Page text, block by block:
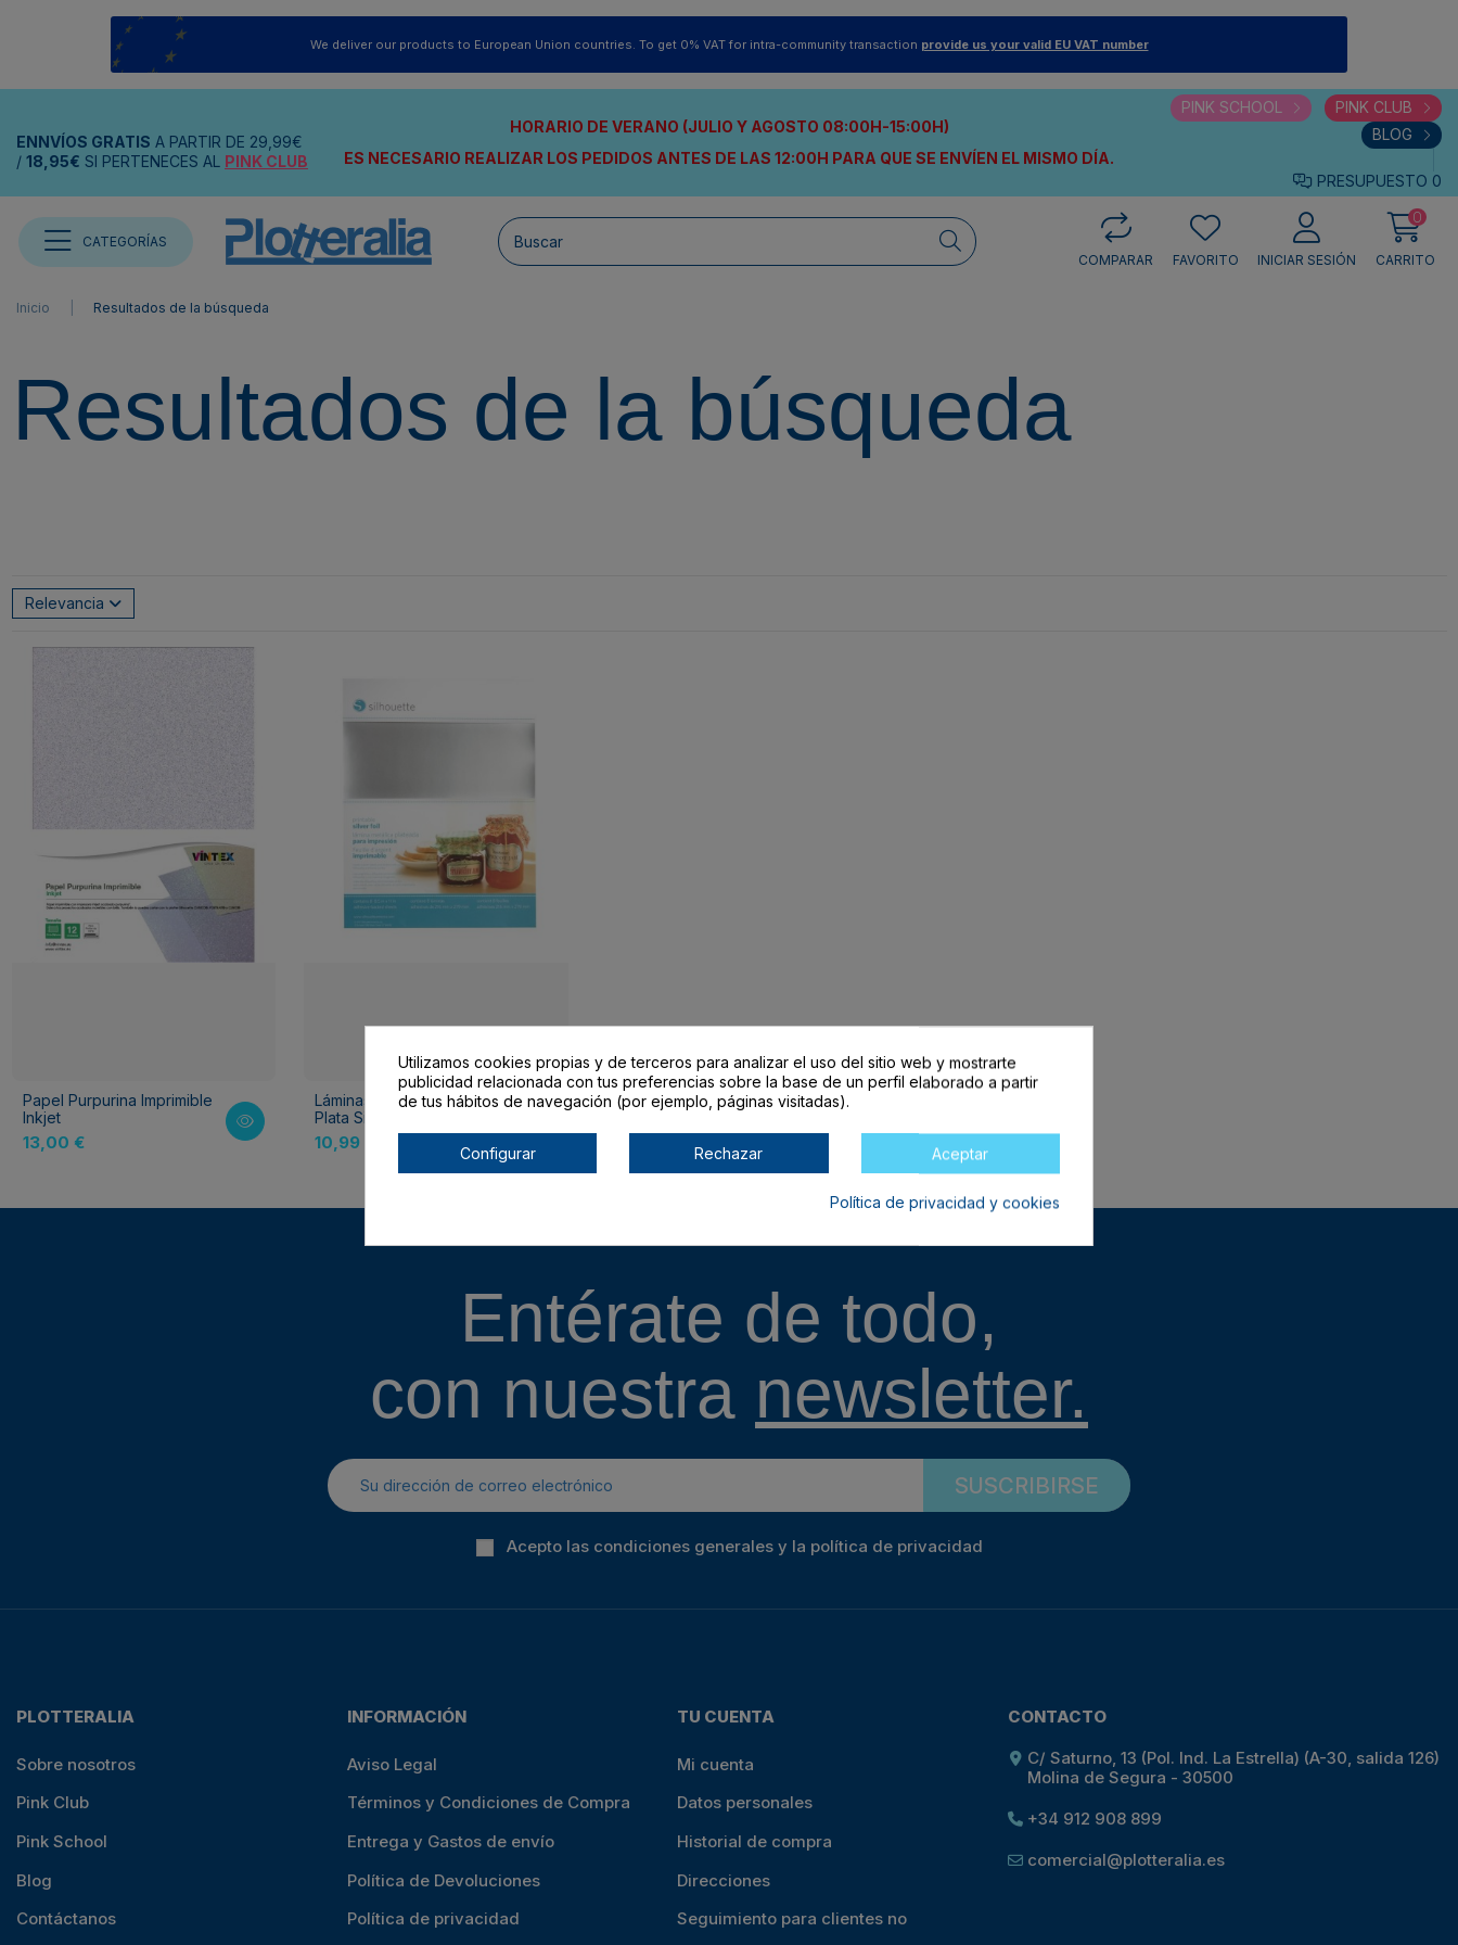
We deliver our products to European Union countries. To get 0% VAT for intra-community transaction provide us your valid EU VAT number
ENNVÍOS GRATIS A PARTIR DE 29,99€
/ 18,95€ SI PERTENECES AL PINK CLUB
HORARIO DE VERANO (JULIO Y AGOSTO 08:00H-15:00H)
ES NECESARIO REALIZAR LOS PEDIDOS ANTES DE LAS 12:00H PARA QUE SE ENVÍEN EL MISMO DÍA.
PINK SCHOOL
PINK CLUB
BLOG
PRESUPUESTO 0
CATEGORÍAS
COMPARAR
FAVORITO INICIAR SESIÓN
0
CARRITO
Inicio Resultados de la búsqueda
Resultados de la búsqueda
Relevancia
Papel Purpurina Imprimible
Inkjet
13,00 €
Láminas de foil imprimibles
Plata Silhouette
10,99 €
Entérate de todo,
con nuestra newsletter.
SUSCRIBIRSE
Acepto las condiciones generales y la política de privacidad
PLOTTERALIA
Sobre nosotros
Pink Club
Pink School
Blog
Contáctanos
INFORMACIÓN
Aviso Legal
Términos y Condiciones de Compra
Entrega y Gastos de envío
Política de Devoluciones
Política de privacidad
TU CUENTA
Mi cuenta
Datos personales
Historial de compra
Direcciones
Seguimiento para clientes no
CONTACTO
C/ Saturno, 13 (Pol. Ind. La Estrella) (A-30, salida 126)
Molina de Segura - 30500
+34 912 908 899
comercial@plotteralia.es
Utilizamos cookies propias y de terceros para analizar el uso del sitio web y mostrarte
publicidad relacionada con tus preferencias sobre la base de un perfil elaborado a partir
de tus hábitos de navegación (por ejemplo, páginas visitadas).
Configurar Rechazar Aceptar
Política de privacidad y cookies